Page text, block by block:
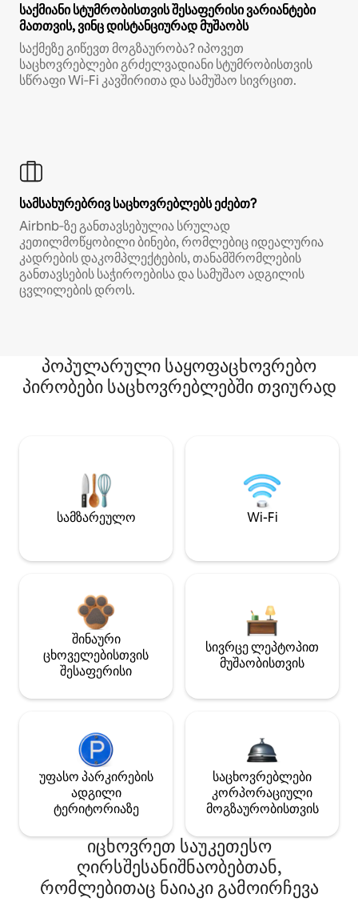
საქმიანი სტუმრობისთვის შესაფერისი ვარიანტები
მათთვის, ვინც დისტანციურად მუშაობს
საქმეზე გიწევთ მოგზაურობა? იპოვეთ
საცხოვრებლები გრძელვადიანი სტუმრობისთვის
სწრაფი Wi‑Fi კავშირითა და სამუშაო სივრცით.
სამსახურებრივ საცხოვრებლებს ეძებთ?
Airbnb‑ზე განთავსებულია სრულად
კეთილმოწყობილი ბინები, რომლებიც იდეალურია
კადრების დაკომპლექტების, თანამშრომლების
განთავსების საჭიროებისა და სამუშაო ადგილის
ცვლილების დროს.
პოპულარული საყოფაცხოვრებო
პირობები საცხოვრებლებში თვიურად
სამზარეულო Wi-Fi
შინაური
ცხოველებისთვის
შესაფერისი
სივრცე ლეპტოპით
მუშაობისთვის
უფასო პარკირების
ადგილი
ტერიტორიაზე
საცხოვრებლები
კორპორაციული
მოგზაურობისთვის
იცხოვრეთ საუკეთესო
ღირსშესანიშნაობებთან,
რომლებითაც ნაიაკი გამოირჩევა